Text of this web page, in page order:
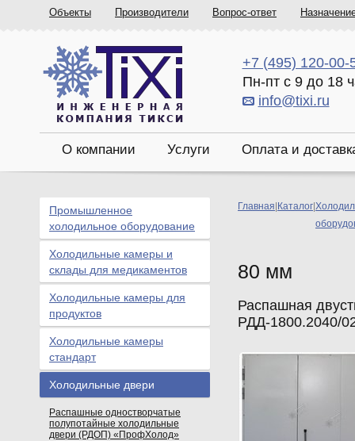
Объекты Производители Вопрос-ответ
+7 (495) 120-00-
Пн-пт с 9 до 18
info@tixi.ru
О компании Услуги Оплата и
Главная Каталог
80 мм
Распашная
РДД-1800.2040/
Промышленное
холодильное оборудование
Холодильные камеры и
склады для медикаментов
Холодильные камеры для
продуктов
Холодильные камеры
стандарт
Холодильные двери
Распашные одностворчатые
полупотайные холодильные
двери (РДОП) «ПрофХолод»